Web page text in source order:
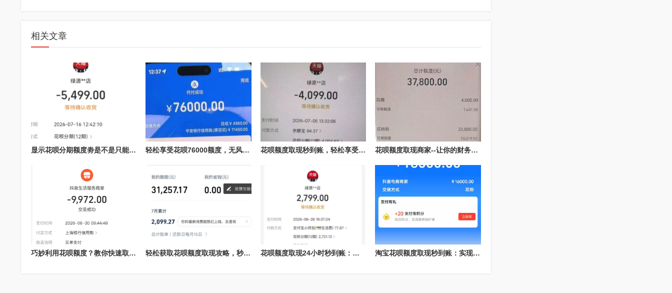
相关文章
显示花呗分期额度劵是不是只能使用花呗额度分期才能使用？提现过程详解 轻松享受花呗76000额度，无风险扫码付款与提现秒到指南 花呗额度取现秒到账，轻松享受资金自由 花呗额度取现商家--让你的财务更灵活
巧妙利用花呗额度？教你快速取现的方法！ 轻松获取花呗额度取现攻略，秒到账不再是梦！ 花呗额度取现24小时秒到账：揭秘快速提现的秘密 淘宝花呗额度取现秒到账：实现购物与现金流的完美结合